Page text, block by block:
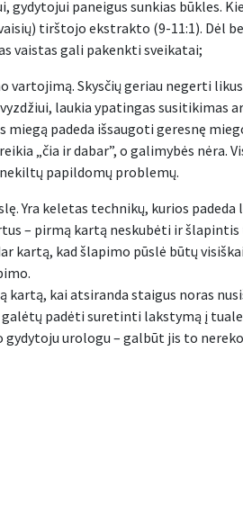
paneigus sunkias būkles.
tirštojo ekstrakto (9-11:1). Dėl
vaistas gali pakenkti sveikatai;
vartojimą. Skysčių geriau negerti
laukia ypatingas susitikimas
padeda išsaugoti geresnę
„čia ir dabar”, o galimybės nėra.
papildomų problemų.
Yra keletas technikų, kurios
– pirmą kartą neskubėti ir
kartą, kad šlapimo pūslė būtų
kartą, kai atsiranda staigus noras
galėtų padėti suretinti lakstymą į
gydytoju urologu – galbūt jis to